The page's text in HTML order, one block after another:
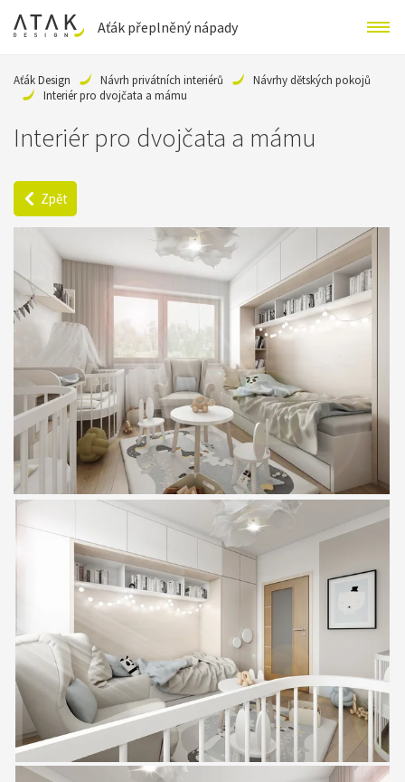
Aťák přeplněný nápady
Aťák Design Návrh privátních interiérů
Návrhy dětských pokojů
Interiér pro dvojčata a mámu
Interiér pro dvojčata a mámu
Zpět